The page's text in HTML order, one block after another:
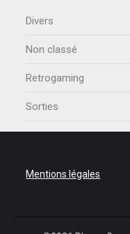
Divers
Non classé
Retrogaming
Sorties
Mentions légales